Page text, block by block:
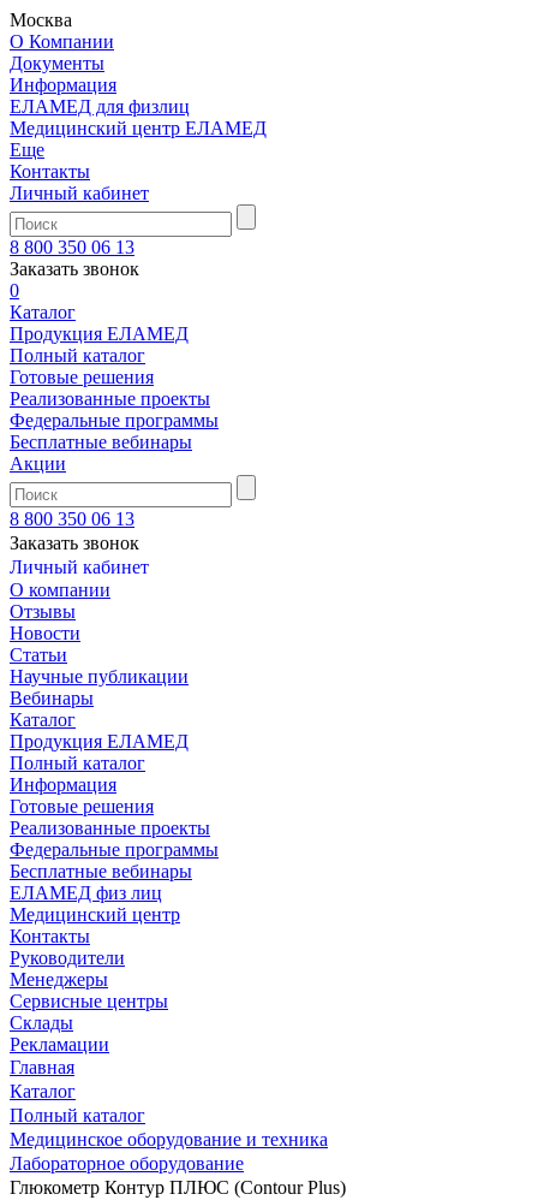
Москва
О Компании
Документы
Информация
ЕЛАМЕД для физлиц
Медицинский центр ЕЛАМЕД
Еще
Контакты
Личный кабинет
8 800 350 06 13
Заказать звонок
0
Каталог
Продукция ЕЛАМЕД
Полный каталог
Готовые решения
Реализованные проекты
Федеральные программы
Бесплатные вебинары
Акции
8 800 350 06 13
Заказать звонок
Личный кабинет
О компании
Отзывы
Новости
Статьи
Научные публикации
Вебинары
Каталог
Продукция ЕЛАМЕД
Полный каталог
Информация
Готовые решения
Реализованные проекты
Федеральные программы
Бесплатные вебинары
ЕЛАМЕД физ лиц
Медицинский центр
Контакты
Руководители
Менеджеры
Сервисные центры
Склады
Рекламации
Главная
Каталог
Полный каталог
Медицинское оборудование и техника
Лабораторное оборудование
Глюкометр Контур ПЛЮС (Contour Plus)